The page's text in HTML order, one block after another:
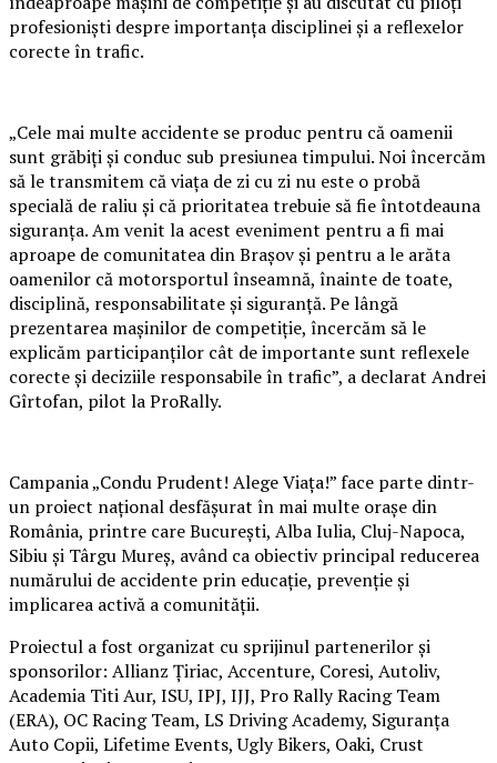
profesioniști despre importanța disciplinei și a reflexelor
corecte în trafic.
„Cele mai multe accidente se produc pentru că oamenii
sunt grăbiți și conduc sub presiunea timpului. Noi încercăm
să le transmitem că viața de zi cu zi nu este o probă
specială de raliu și că prioritatea trebuie să fie întotdeauna
siguranța. Am venit la acest eveniment pentru a fi mai
aproape de comunitatea din Brașov și pentru a le arăta
oamenilor că motorsportul înseamnă, înainte de toate,
disciplină, responsabilitate și siguranță. Pe lângă
prezentarea mașinilor de competiție, încercăm să le
explicăm participanților cât de importante sunt reflexele
corecte și deciziile responsabile în trafic”, a declarat Andrei
Gîrtofan, pilot la ProRally.
Campania „Condu Prudent! Alege Viața!” face parte dintr-
un proiect național desfășurat în mai multe orașe din
România, printre care București, Alba Iulia, Cluj-Napoca,
Sibiu și Târgu Mureș, având ca obiectiv principal reducerea
numărului de accidente prin educație, prevenție și
implicarea activă a comunității.
Proiectul a fost organizat cu sprijinul partenerilor și
sponsorilor: Allianz Țiriac, Accenture, Coresi, Autoliv,
Academia Titi Aur, ISU, IPJ, IJJ, Pro Rally Racing Team
(ERA), OC Racing Team, LS Driving Academy, Siguranța
Auto Copii, Lifetime Events, Ugly Bikers, Oaki, Crust